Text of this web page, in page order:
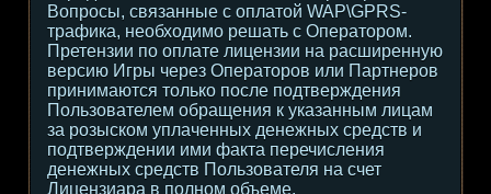
Вопросы, связанные с оплатой WAP\GPRS-
трафика, необходимо решать с Оператором.
Претензии по оплате лицензии на расширенную
версию Игры через Операторов или Партнеров
принимаются только после подтверждения
Пользователем обращения к указанным лицам
за розыском уплаченных денежных средств и
подтверждении ими факта перечисления
денежных средств Пользователя на счет
Лицензиара в полном объеме.